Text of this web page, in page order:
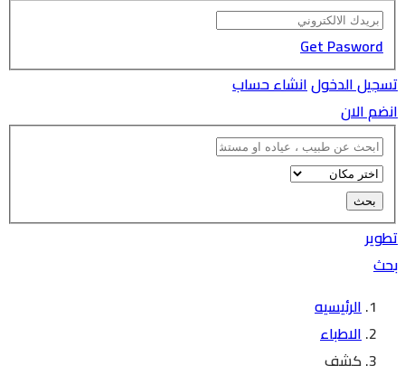
Get Pasword
تسجيل الدخولانشاء حساب
انضم الان
تطوير
بحث
الرئيسيه
الاطباء
كشف